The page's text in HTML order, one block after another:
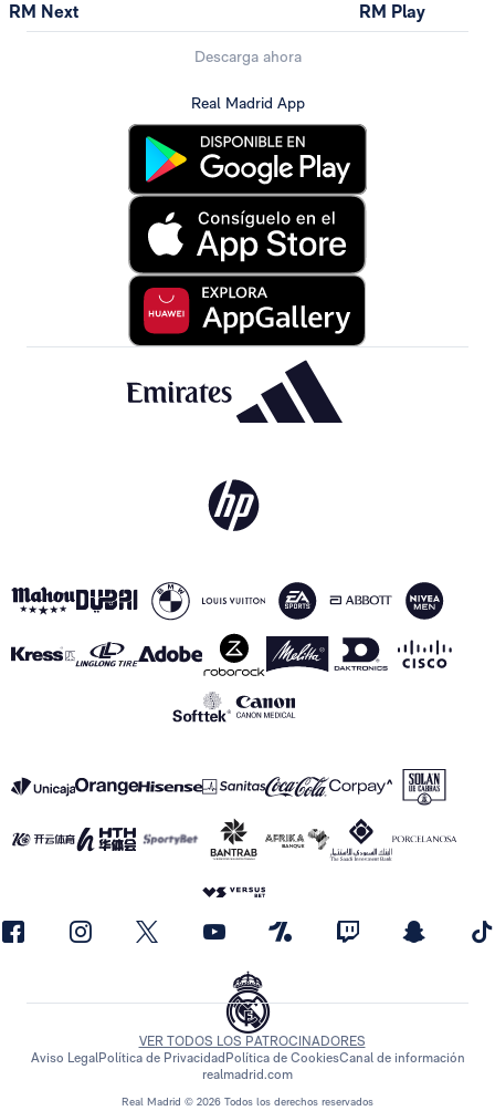
RM Next RM Play
Descarga ahora
Real Madrid App
Real Madrid © 2026 Todos los derechos reservados
VER TODOS LOS PATROCINADORES
Aviso LegalPolítica de Privacidad Política de CookiesCanal de información
realmadrid.com